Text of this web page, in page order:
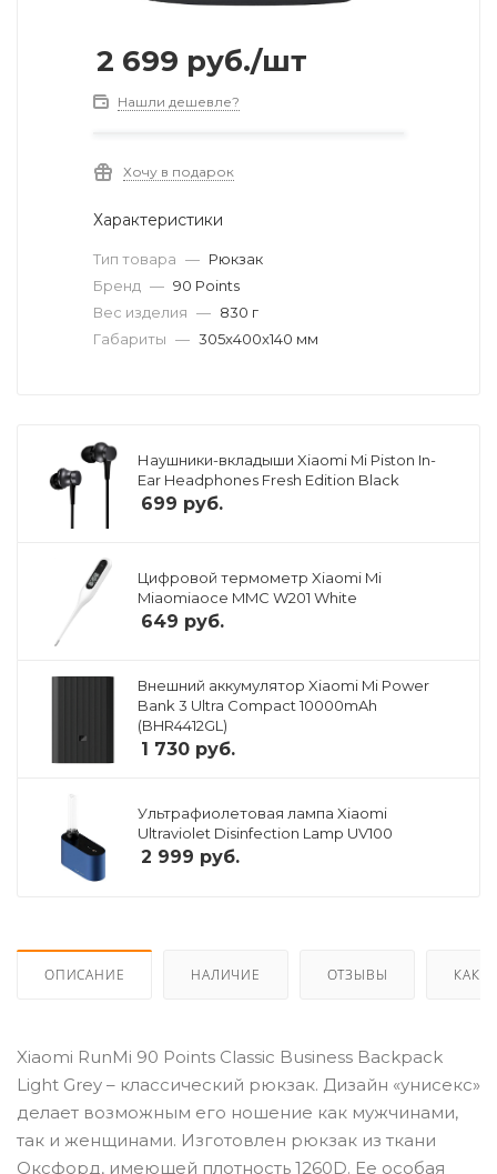
2 699 руб./шт
Нашли дешевле?
Хочу в подарок
Характеристики
Тип товара — Рюкзак
Бренд — 90 Points
Вес изделия — 830 г
Габариты — 305x400x140 мм
Наушники-вкладыши Xiaomi Mi Piston In-
Ear Headphones Fresh Edition Black
699 руб.
Цифровой термометр Xiaomi Mi
Miaomiaoce MMC W201 White
649 руб.
Внешний аккумулятор Xiaomi Mi Power
Bank 3 Ultra Compact 10000mAh
(BHR4412GL)
1 730 руб.
Ультрафиолетовая лампа Xiaomi
Ultraviolet Disinfection Lamp UV100
2 999 руб.
ОПИСАНИЕ НАЛИЧИЕ ОТЗЫВЫ КАК
Xiaomi RunMi 90 Points Classic Business Backpack
Light Grey – классический рюкзак. Дизайн «унисекс»
делает возможным его ношение как мужчинами,
так и женщинами. Изготовлен рюкзак из ткани
Оксфорд, имеющей плотность 1260D. Ее особая